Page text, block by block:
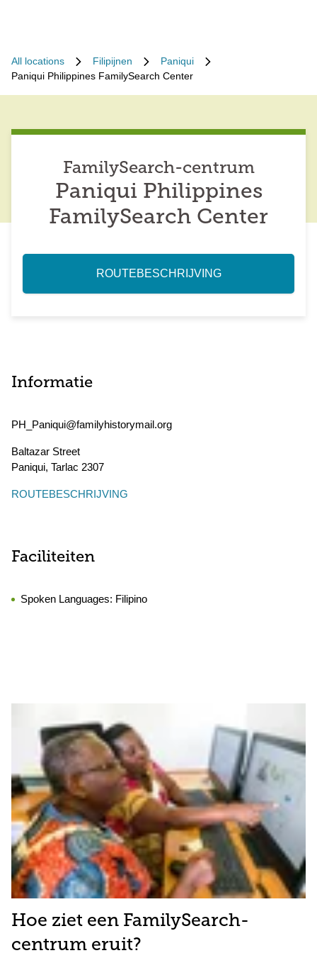
All locations Filipijnen
Paniqui
Paniqui Philippines FamilySearch Center
FamilySearch-centrum
Paniqui Philippines
FamilySearch Center
ROUTEBESCHRIJVING
Informatie
PH_Paniqui@familyhistorymail.org
Baltazar Street
Paniqui, Tarlac 2307
ROUTEBESCHRIJVING
Faciliteiten
Spoken Languages: Filipino
Hoe ziet een FamilySearch-
centrum eruit?